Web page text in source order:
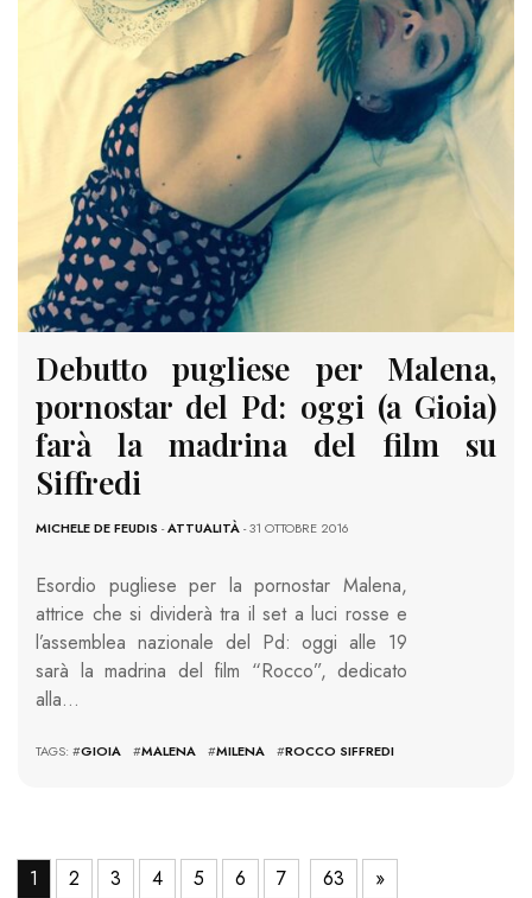
Debutto pugliese per Malena,
pornostar del Pd: oggi (a Gioia)
farà la madrina del film su
Siffredi
MICHELE DE FEUDIS -ATTUALITÀ- 31 OTTOBRE 2016
Esordio pugliese per la pornostar Malena,
attrice che si dividerà tra il set a luci rosse e
l’assemblea nazionale del Pd: oggi alle 19
sarà la madrina del film “Rocco”, dedicato
alla…
TAGS: #GIOIA #MALENA #MILENA #ROCCO SIFFREDI
1 2 3 4 5 6 7 63 »